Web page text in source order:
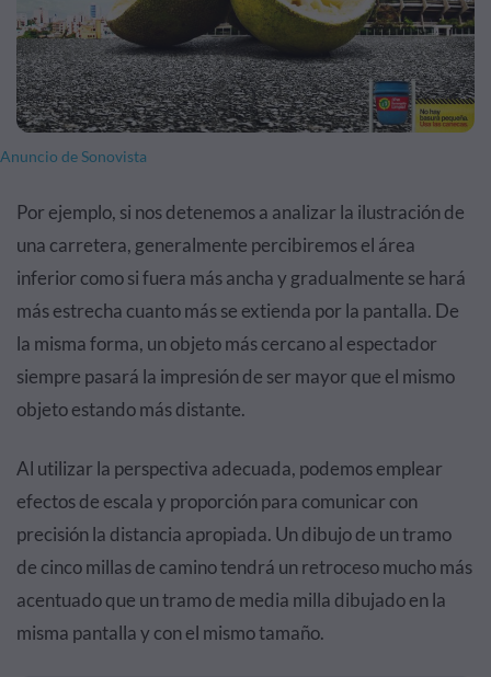
Anuncio de Sonovista
Por ejemplo, si nos detenemos a analizar la ilustración de
una carretera, generalmente percibiremos el área
inferior como si fuera más ancha y gradualmente se hará
más estrecha cuanto más se extienda por la pantalla. De
la misma forma, un objeto más cercano al espectador
siempre pasará la impresión de ser mayor que el mismo
objeto estando más distante.
Al utilizar la perspectiva adecuada, podemos emplear
efectos de escala y proporción para comunicar con
precisión la distancia apropiada. Un dibujo de un tramo
de cinco millas de camino tendrá un retroceso mucho más
acentuado que un tramo de media milla dibujado en la
misma pantalla y con el mismo tamaño.